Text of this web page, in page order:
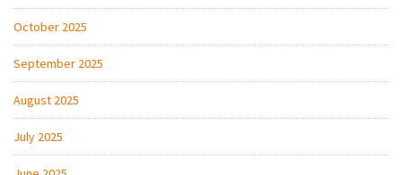
October 2025
September 2025
August 2025
July 2025